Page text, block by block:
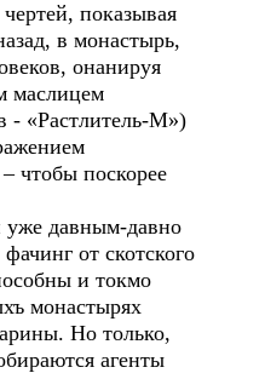
показывая
в монастырь,
онанируя
маслицем
- «Растлитель-М»)
чтобы поскорее
уже давным-давно
от скотского
и токмо
монастырях
Но только,
агенты